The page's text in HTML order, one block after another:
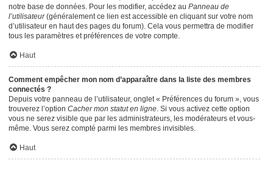
notre base de données. Pour les modifier, accédez au Panneau de
l’utilisateur(généralement ce lien est accessible en cliquant sur votre nom
d’utilisateur en haut des pages du forum). Cela vous permettra de modifier
tous les paramètres et préférences de votre compte.
Haut
Comment empêcher mon nom d’apparaître dans la liste des membres
connectés ?
Depuis votre panneau de l’utilisateur, onglet « Préférences du forum », vous
trouverez l’option Cacher mon statut en ligne. Si vous activez cette option
vous ne serez visible que par les administrateurs, les modérateurs et vous-
même. Vous serez compté parmi les membres invisibles.
Haut